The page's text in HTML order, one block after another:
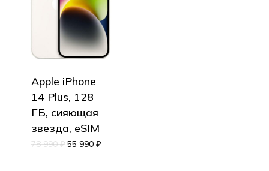
Корзина пуста.
Apple iPhone
14 Plus, 128
ГБ, сияющая
звезда, eSIM
78 990₽ 55 990 ₽